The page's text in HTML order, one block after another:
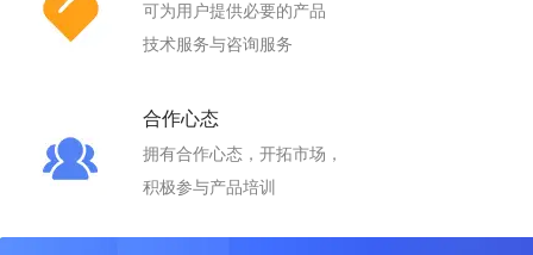
可为用户提供必要的产品
技术服务与咨询服务
合作心态
拥有合作心态，开拓市场，
积极参与产品培训